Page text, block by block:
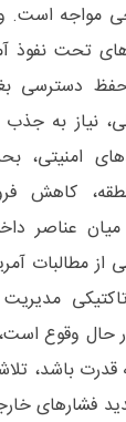
مواجه است.
تحت نفوذ
دسترسی
نیاز به
امنیتی،
کاهش
عناصر
مطالبات
حال وقوع
قدرت باشد،
فشارهای